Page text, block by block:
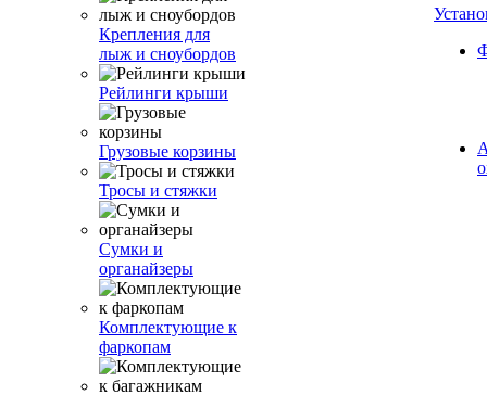
Крепления для
лыж и сноубордов
Рейлинги крыши
Грузовые корзины
Тросы и стяжки
Сумки и
органайзеры
Комплектующие к
фаркопам